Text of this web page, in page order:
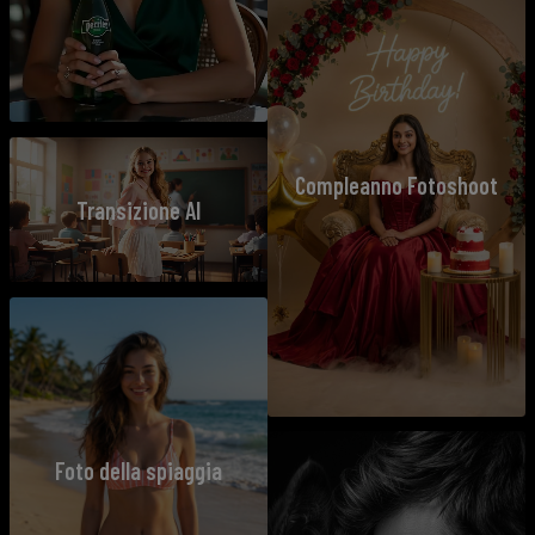
Transizione AI
Foto della spiaggia
Compleanno Fotoshoot